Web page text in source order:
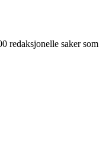
redaksjonelle saker som